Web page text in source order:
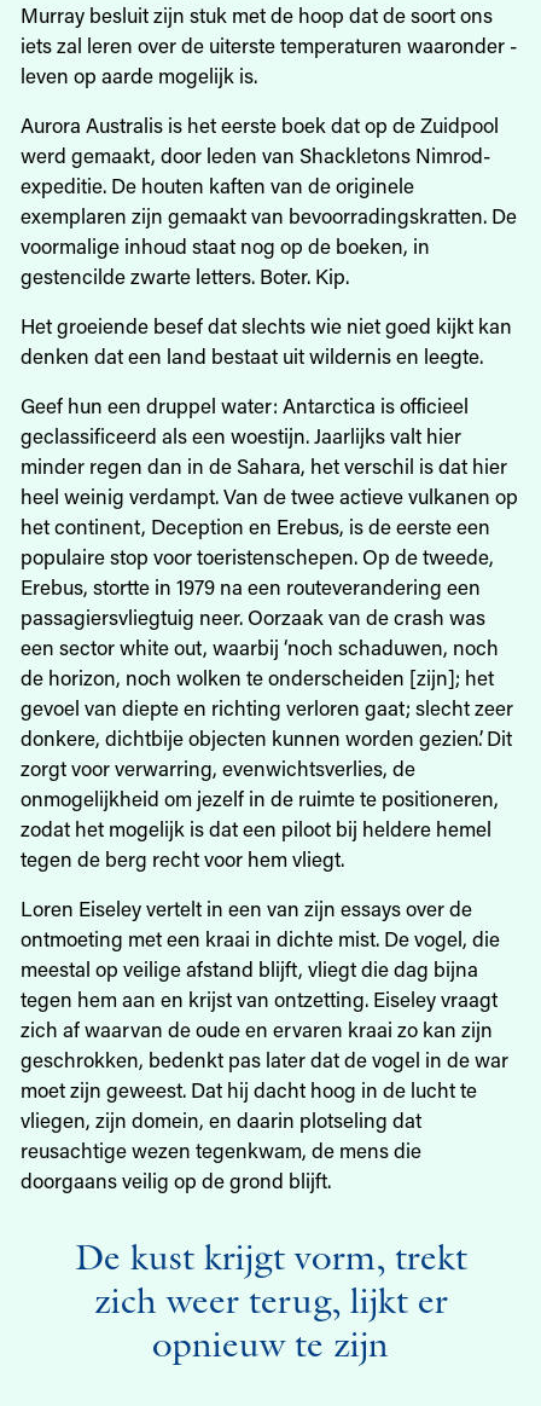
Murray besluit zijn stuk met de hoop dat de soort ons
iets zal leren over de uiterste temperaturen waaronder ­
leven op aarde mogelijk is.
Aurora Australis is het eerste boek dat op de Zuidpool
werd gemaakt, door leden van Shackletons Nimrod-
expeditie. De houten kaften van de originele
exemplaren zijn gemaakt van bevoorradingskratten. De
voormalige inhoud staat nog op de boeken, in
gestencilde zwarte letters. Boter. Kip.
Het groeiende besef dat slechts wie niet goed kijkt kan
denken dat een land bestaat uit wildernis en leegte.
Geef hun een druppel water: Antarctica is officieel
geclassificeerd als een woestijn. Jaarlijks valt hier
minder regen dan in de Sahara, het verschil is dat hier
heel weinig verdampt. Van de twee actieve vulkanen op
het continent, Deception en Erebus, is de eerste een
populaire stop voor toeristenschepen. Op de tweede,
Erebus, stortte in 1979 na een routeverandering een
passagiersvliegtuig neer. Oorzaak van de crash was
een sector white out, waarbij ‘noch schaduwen, noch
de horizon, noch wolken te onderscheiden [zijn]; het
gevoel van diepte en richting verloren gaat; slecht zeer
donkere, dichtbije objecten kunnen worden gezien’. Dit
zorgt voor verwarring, evenwichtsverlies, de
onmogelijkheid om jezelf in de ruimte te positioneren,
zodat het mogelijk is dat een piloot bij heldere ­hemel
tegen de berg recht voor hem vliegt.
Loren Eiseley vertelt in een van zijn essays over de
ontmoeting met een kraai in dichte mist. De vogel, die
meestal op veilige afstand blijft, vliegt die dag bijna
tegen hem aan en krijst van ontzetting. Eiseley vraagt
zich af waarvan de oude en ervaren kraai zo kan zijn
geschrokken, bedenkt pas later dat de vogel in de war
moet zijn geweest. Dat hij dacht hoog in de lucht te
vliegen, zijn domein, en daarin plotseling dat
reusachtige wezen tegenkwam, de mens die
doorgaans veilig op de grond blijft.
De kust krijgt vorm, trekt
zich weer terug, lijkt er
opnieuw te zijn